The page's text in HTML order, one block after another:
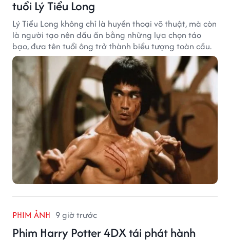
tuổi Lý Tiểu Long
Lý Tiểu Long không chỉ là huyền thoại võ thuật, mà còn
là người tạo nên dấu ấn bằng những lựa chọn táo
bạo, đưa tên tuổi ông trở thành biểu tượng toàn cầu.
PHIM ẢNH 9 giờ trước
Phim Harry Potter 4DX tái phát hành